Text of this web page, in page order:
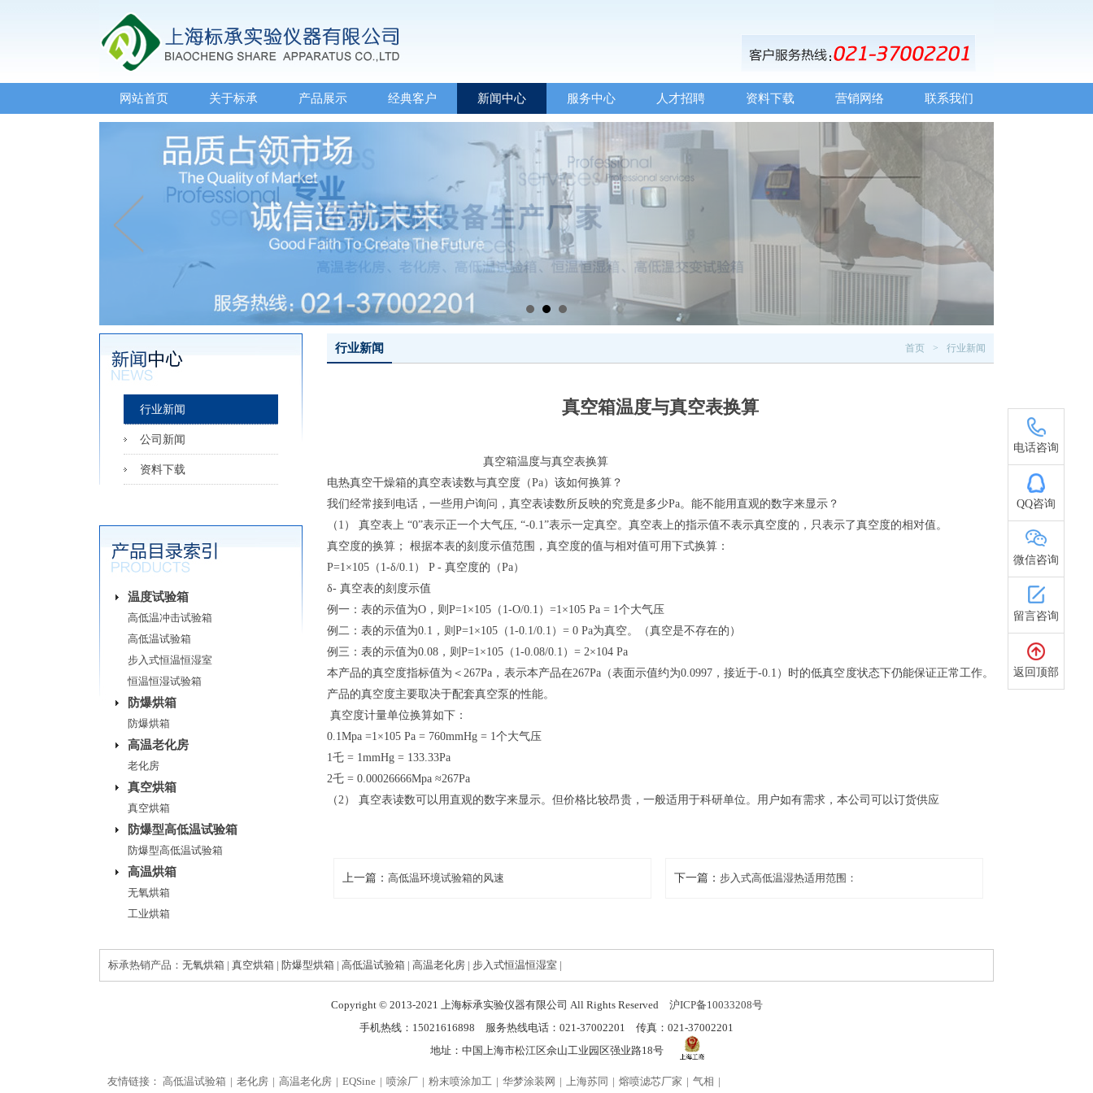
网站首页 关于标承 产品展示 经典客户 新闻中心 服务中心 人才招聘 资料下载 营销网络 联系我们
行业新闻
公司新闻
资料下载
温度试验箱
高低温冲击试验箱
高低温试验箱
步入式恒温恒湿室
恒温恒湿试验箱
防爆烘箱
防爆烘箱
高温老化房
老化房
真空烘箱
真空烘箱
防爆型高低温试验箱
防爆型高低温试验箱
高温烘箱
无氧烘箱
工业烘箱
行业新闻 行业新闻
首页
真空箱温度与真空表换算
真空箱温度与真空表换算
电热真空干燥箱的真空表读数与真空度（Pa）该如何换算？
我们经常接到电话，一些用户询问，真空表读数所反映的究竟是多少Pa。能不能用直观的数字来显示？
（1） 真空表上 “0”表示正一个大气压, “-0.1”表示一定真空。真空表上的指示值不表示真空度的，只表示了真空度的相对值。
真空度的换算； 根据本表的刻度示值范围，真空度的值与相对值可用下式换算：
P=1×105（1-δ/0.1） P - 真空度的（Pa）
δ- 真空表的刻度示值
例一：表的示值为O，则P=1×105（1-O/0.1）=1×105 Pa = 1个大气压
例二：表的示值为0.1，则P=1×105（1-0.1/0.1）= 0 Pa为真空。（真空是不存在的）
例三：表的示值为0.08，则P=1×105（1-0.08/0.1）= 2×104 Pa
本产品的真空度指标值为＜267Pa，表示本产品在267Pa（表面示值约为0.0997，接近于-0.1）时的低真空度状态下仍能保证正常工作。
产品的真空度主要取决于配套真空泵的性能。
真空度计量单位换算如下：
0.1Mpa =1×105 Pa = 760mmHg = 1个大气压
1乇 = 1mmHg = 133.33Pa
2乇 = 0.00026666Mpa ≈267Pa
（2） 真空表读数可以用直观的数字来显示。但价格比较昂贵，一般适用于科研单位。用户如有需求，本公司可以订货供应
上一篇：高低温环境试验箱的风速 下一篇： 步入式高低温湿热适用范围：
标承热销产品： 无氧烘箱 | 真空烘箱 | 防爆型烘箱 | 高低温试验箱 | 高温老化房 | 步入式恒温恒湿室 |
Copyright © 2013-2021 上海标承实验仪器有限公司 All Rights Reserved 沪ICP备10033208号
手机热线：15021616898 服务热线电话：021-37002201 传真：021-37002201
地址：中国上海市松江区佘山工业园区强业路18号
友情链接： 高低温试验箱 老化房 高温老化房 EQSine 喷涂厂 粉末喷涂加工 华梦涂装网 上海苏同 熔喷滤芯厂家 气相
电话咨询
15021616898
QQ咨询
微信咨询
留言咨询
返回顶部